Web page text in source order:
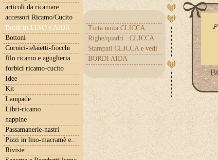
articoli da ricamare
accessori Ricamo/Cucito
Bordi in LINO e AIDA
Tinta unita CLICCA
Righe/quadri ..CLICCA
Stampati CLICCA e vedi
BORDI AIDA
Bottoni
Cornici-telaietti-fiocchi
filo ricamo e aguglieria
forbici ricamo-cucito
Idee
Kit
Lampade
Libri-ricamo
nappine
Passamanerie-nastri
Pizzi in lino-macramè e..
Riviste